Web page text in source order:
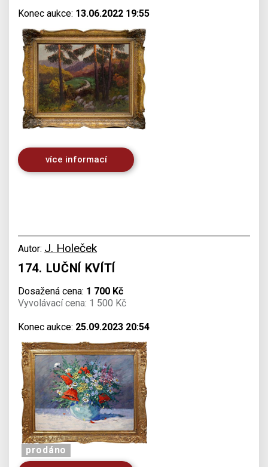
Konec aukce: 13.06.2022 19:55
více informací
Autor: J. Holeček
174. LUČNÍ KVÍTÍ
Dosažená cena: 1 700 Kč
Vyvolávací cena: 1 500 Kč
Konec aukce: 25.09.2023 20:54
prodáno